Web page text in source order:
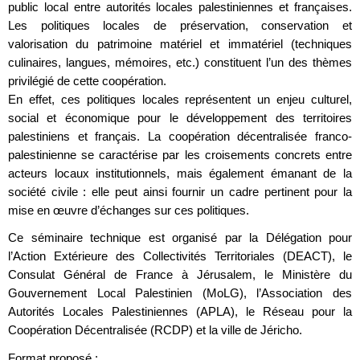
public local entre autorités locales palestiniennes et françaises.
Les politiques locales de préservation, conservation et
valorisation du patrimoine matériel et immatériel (techniques
culinaires, langues, mémoires, etc.) constituent l’un des thèmes
privilégié de cette coopération.
En effet, ces politiques locales représentent un enjeu culturel,
social et économique pour le développement des territoires
palestiniens et français. La coopération décentralisée franco-
palestinienne se caractérise par les croisements concrets entre
acteurs locaux institutionnels, mais également émanant de la
société civile : elle peut ainsi fournir un cadre pertinent pour la
mise en œuvre d’échanges sur ces politiques.
Ce séminaire technique est organisé par la Délégation pour
l’Action Extérieure des Collectivités Territoriales (DEACT), le
Consulat Général de France à Jérusalem, le Ministère du
Gouvernement Local Palestinien (MoLG), l’Association des
Autorités Locales Palestiniennes (APLA), le Réseau pour la
Coopération Décentralisée (RCDP) et la ville de Jéricho.